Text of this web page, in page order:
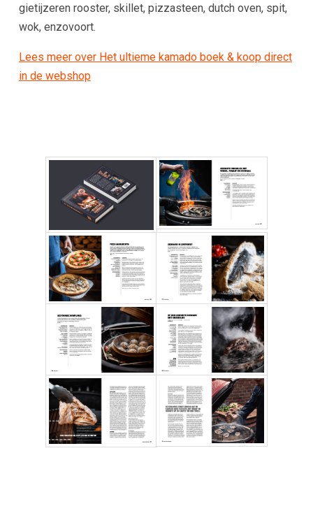
gietijzeren rooster, skillet, pizzasteen, dutch oven, spit,
wok, enzovoort.
Lees meer over Het ultieme kamado boek & koop direct
in de webshop